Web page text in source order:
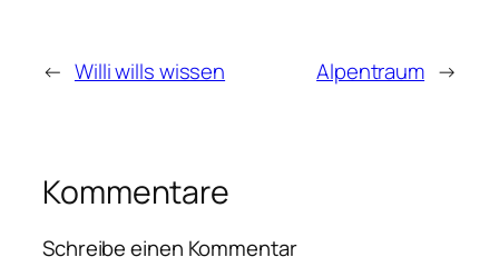
← Willi wills wissen Alpentraum →
Kommentare
Schreibe einen Kommentar